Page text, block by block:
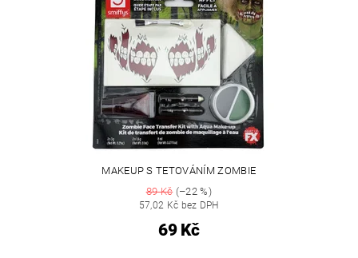
MAKEUP S TETOVÁNÍM ZOMBIE
89 Kč(–22 %)
57,02 Kč bez DPH
69 Kč